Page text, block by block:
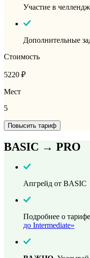
Участие в
Дополнительные
Стоимость
5220 ₽
Мест
5
Повысить тариф
BASIC → PRO
Апгрейд от
Подробнее о
до Intermediate»